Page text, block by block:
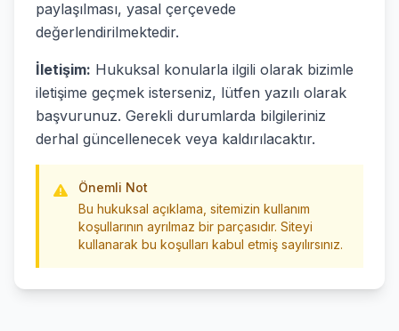
paylaşılması, yasal çerçevede
değerlendirilmektedir.
İletişim: Hukuksal konularla ilgili olarak bizimle
iletişime geçmek isterseniz, lütfen yazılı olarak
başvurunuz. Gerekli durumlarda bilgileriniz
derhal güncellenecek veya kaldırılacaktır.
Önemli Not
Bu hukuksal açıklama, sitemizin kullanım
koşullarının ayrılmaz bir parçasıdır. Siteyi
kullanarak bu koşulları kabul etmiş sayılırsınız.